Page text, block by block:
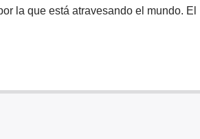
la que está atravesando el mundo. El